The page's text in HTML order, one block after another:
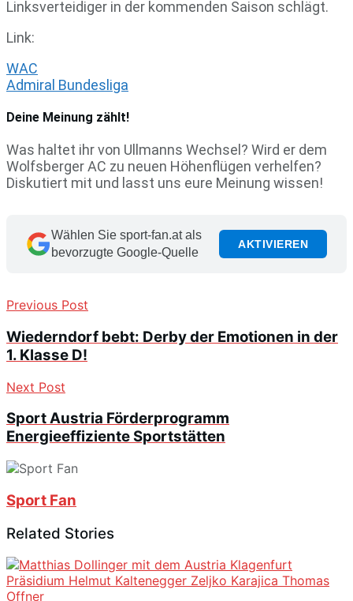
Linksverteidiger in der kommenden Saison schlägt.
Link:
WAC
Admiral Bundesliga
Deine Meinung zählt!
Was haltet ihr von Ullmanns Wechsel? Wird er dem
Wolfsberger AC zu neuen Höhenflügen verhelfen?
Diskutiert mit und lasst uns eure Meinung wissen!
Wählen Sie sport-fan.at als
bevorzugte Google-Quelle
AKTIVIEREN
Previous Post
Wiederndorf bebt: Derby der Emotionen in der
1. Klasse D!
Next Post
Sport Austria Förderprogramm
Energieeffiziente Sportstätten
Sport Fan
Related Stories